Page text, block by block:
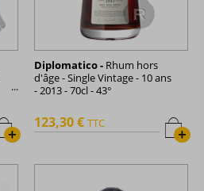
+
Diplomatico - Rhum hors
d'âge - Single Vintage - 10 ans
- 2013 - 70cl - 43°
+
123,30 € TTC